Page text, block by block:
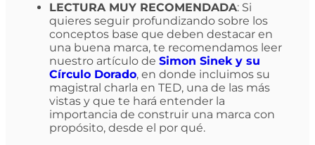
LECTURA MUY RECOMENDADA: Si
quieres seguir profundizando sobre los
conceptos base que deben destacar en
una buena marca, te recomendamos leer
nuestro artículo de Simon Sinek y su
Círculo Dorado, en donde incluimos su
magistral charla en TED, una de las más
vistas y que te hará entender la
importancia de construir una marca con
propósito, desde el por qué.